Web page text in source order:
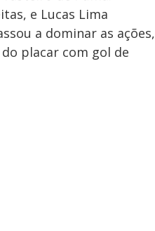
e Lucas Lima
a dominar as ações,
placar com gol de